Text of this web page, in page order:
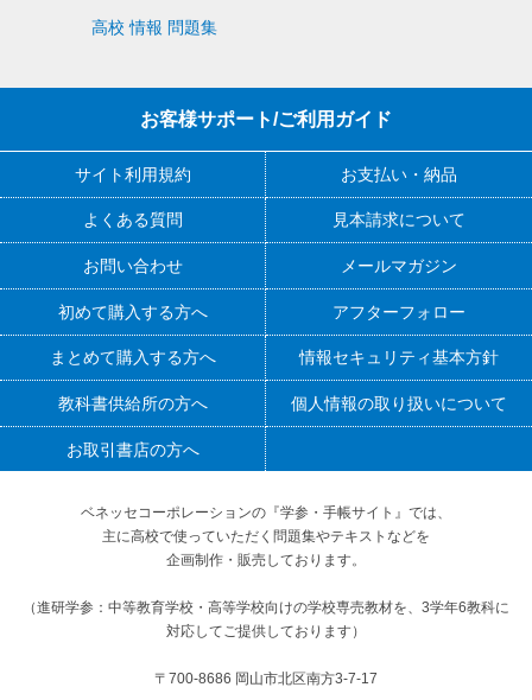
高校 情報 問題集
お客様サポート/ご利用ガイド
サイト利用規約 お支払い・納品
よくある質問 見本請求について
お問い合わせ メールマガジン
初めて購入する方へ アフターフォロー
まとめて購入する方へ 情報セキュリティ基本方針
教科書供給所の方へ 個人情報の取り扱いについて
お取引書店の方へ
ベネッセコーポレーションの『学参・手帳サイト』 では、
主に高校で使っていただく問題集やテキストなどを
企画制作・販売しております。
（進研学参：中等教育学校・高等学校向けの学校専売教材を、3学年6教科に
対応してご提供しております）
〒700-8686 岡山市北区南方3-7-17